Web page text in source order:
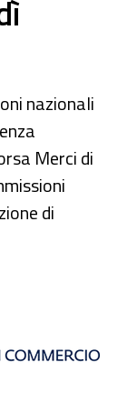
nazionali
Merci di
di